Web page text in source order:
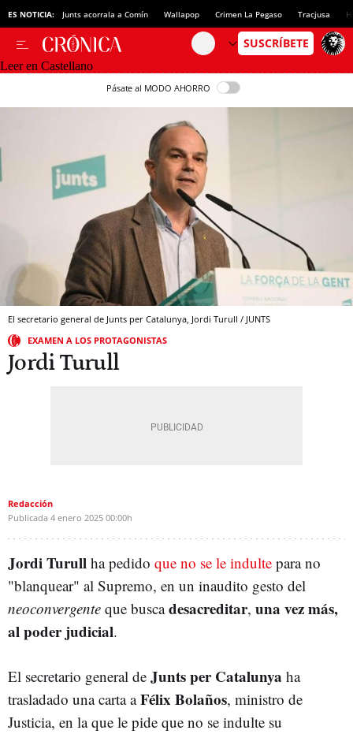
ES NOTICIA: Junts acorrala a Comín Wallapop Crimen La Pegaso Tracjusa
Leer en Castellano
Pásate al MODO AHORRO
El secretario general de Junts per Catalunya, Jordi Turull / JUNTS
EXAMEN A LOS PROTAGONISTAS
Jordi Turull
Redacción
Publicada 4 enero 2025 00:00h
Jordi Turull ha pedido que no se le indulte para no
"blanquear" al Supremo, en un inaudito gesto del
neoconvergente que buscadesacreditar, una vez más,
al poder judicial.
El secretario general de Junts per Catalunya ha
trasladado una carta aFélix Bolaños, ministro de
Justicia, en la que le pide que no se indulte su